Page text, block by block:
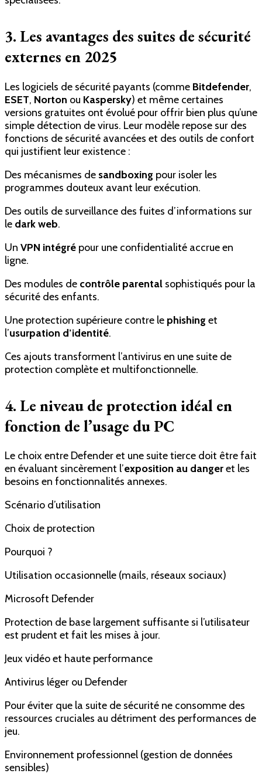
3. Les avantages des suites de sécurité
externes en 2025
Les logiciels de sécurité payants (comme Bitdefender,
ESET, Norton ou Kaspersky) et même certaines
versions gratuites ont évolué pour offrir bien plus qu’une
simple détection de virus. Leur modèle repose sur des
fonctions de sécurité avancées et des outils de confort
qui justifient leur existence :
Des mécanismes de sandboxing pour isoler les
programmes douteux avant leur exécution.
Des outils de surveillance des fuites d’informations sur
le dark web.
Un VPN intégré pour une confidentialité accrue en
ligne.
Des modules de contrôle parental sophistiqués pour la
sécurité des enfants.
Une protection supérieure contre le phishing et
l’usurpation d’identité.
Ces ajouts transforment l’antivirus en une suite de
protection complète et multifonctionnelle.
4. Le niveau de protection idéal en
fonction de l’usage du PC
Le choix entre Defender et une suite tierce doit être fait
en évaluant sincèrement l’exposition au dangeret les
besoins en fonctionnalités annexes.
Scénario d’utilisation
Choix de protection
Pourquoi ?
Utilisation occasionnelle (mails, réseaux sociaux)
Microsoft Defender
Protection de base largement suffisante si l’utilisateur
est prudent et fait les mises à jour.
Jeux vidéo et haute performance
Antivirus léger ou Defender
Pour éviter que la suite de sécurité ne consomme des
ressources cruciales au détriment des performances de
jeu.
Environnement professionnel (gestion de données
sensibles)